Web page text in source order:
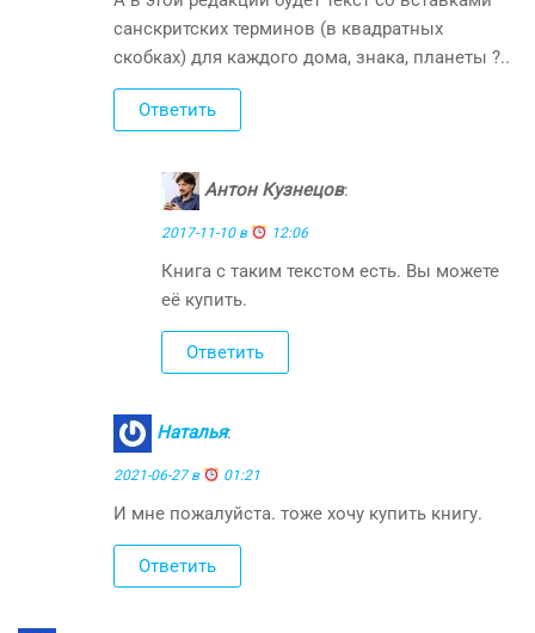
санскритских терминов (в квадратных
скобках) для каждого дома, знака, планеты ?..
Ответить
Антон Кузнецов:
2017-11-10 в 12:06
Книга с таким текстом есть. Вы можете
её купить.
Ответить
Наталья:
2021-06-27 в 01:21
И мне пожалуйста. тоже хочу купить книгу.
Ответить